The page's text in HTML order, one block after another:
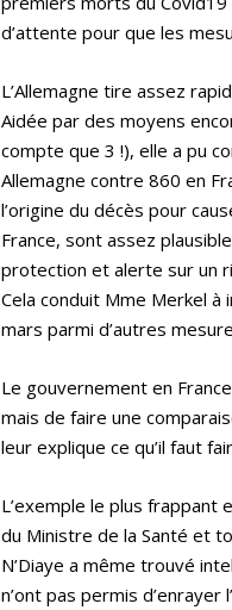
d’attente pour que les
L’Allemagne tire assez
Aidée par des moyens
compte que 3 !), elle a pu
Allemagne contre 860 en
l’origine du décès pour
France, sont assez
protection et alerte sur un
Cela conduit Mme Merkel
mars parmi d’autres
Le gouvernement en
mais de faire une
leur explique ce qu’il faut
L’exemple le plus
du Ministre de la Santé et
N’Diaye a même trouvé
n’ont pas permis